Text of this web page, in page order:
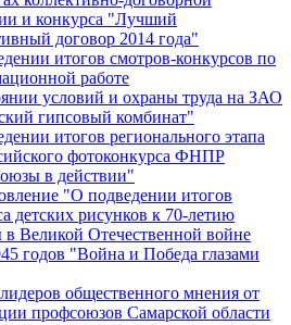
и конкурса "Лучший
договор 2014 года"
итогов смотров-конкурсов по
работе
условий и охраны труда на ЗАО
гипсовый комбинат"
итогов регионального этапа
фотоконкурса ФНПР
в действии"
"О подведении итогов
детских рисунков к 70-летию
Великой Отечественной войне
годов "Война и Победа глазами
общественного мнения от
профсоюзов Самарской области